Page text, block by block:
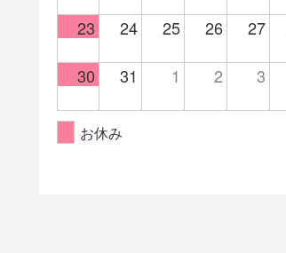
23 24 25 26 27
30 31 1 2 3
お休み